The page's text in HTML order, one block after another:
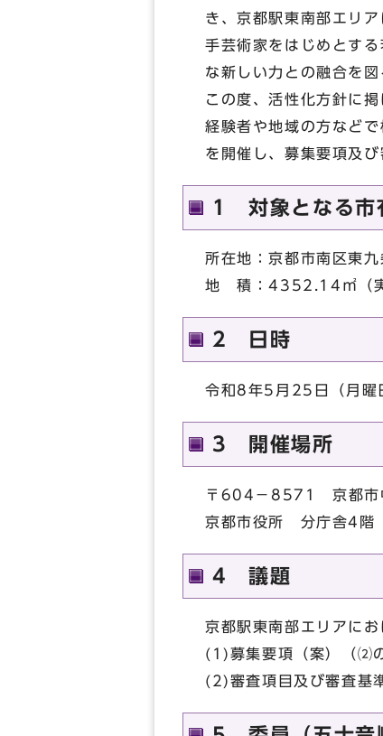
き、京都駅東南部エリ
手芸術家をはじめとす
な新しい力との融合を
この度、活性化方針に
経験者や地域の方など
を開催し、募集要項及
1 対象となる市
所在地：京都市南区東
地 積：4352.14㎡（実
2 日時
令和8年5月25日（月
3 開催場所
〒604－8571 京都市
京都市役所 分庁舎4階
4 議題
京都駅東南部エリアに
(1)募集要項（案）（⑵
(2)審査項目及び審査基